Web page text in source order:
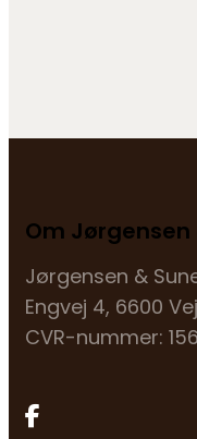
Om Jørgensen
Jørgensen &
Engvej 4, 6600
CVR-nummer: